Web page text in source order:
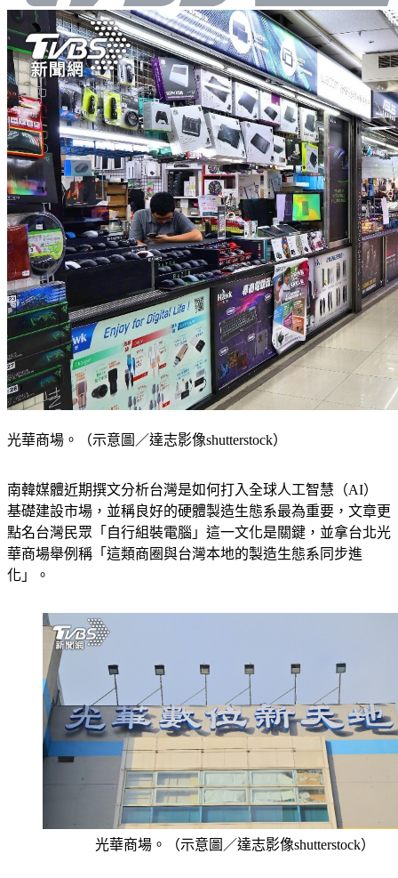
光華商場。（示意圖／達志影像shutterstock）
南韓媒體近期撰文分析台灣是如何打入全球人工智慧（AI）
基礎建設市場，並稱良好的硬體製造生態系最為重要，文章更
點名台灣民眾「自行組裝電腦」這一文化是關鍵，並拿台北光
華商場舉例稱「這類商圈與台灣本地的製造生態系同步進
化」。
光華商場。（示意圖／達志影像shutterstock）